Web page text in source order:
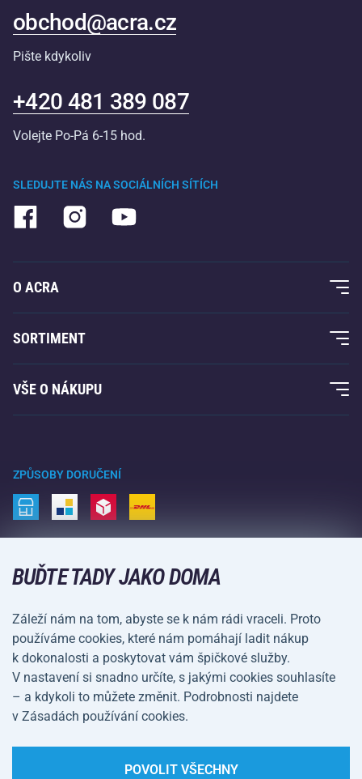
SLEDUJTE NÁS NA SOCIÁLNÍCH SÍTÍCH
obchod@acra.cz
Pište kdykoliv
+420 481 389 087
Volejte Po-Pá 6-15 hod.
O ACRA
O nás
Acra garance
Kontakty
SORTIMENT
Fitness a posilování
Raketové sporty
Volný čas a zábava
Kemping a turistika
Bojové sporty
Kola a koloběžky
Vodní sporty
Sportovní oblečení a doplňky
VŠE O NÁKUPU
Vrácení a reklamace
Doprava a platba
ZPŮSOBY DORUČENÍ
Obchodní podmínky Ochrana osobních údajů
Nastavení cookies
BUĎTE TADY JAKO DOMA
Záleží nám na tom, abyste se k nám rádi vraceli. Proto
používáme cookies, které nám pomáhají ladit nákup
k dokonalosti a poskytovat vám špičkové služby.
V nastavení si snadno určíte, s jakými cookies souhlasíte
– a kdykoli to můžete změnit. Podrobnosti najdete
v Zásadách používání cookies.
POVOLIT VŠECHNY